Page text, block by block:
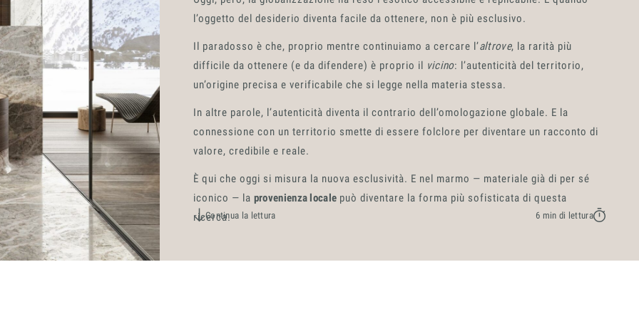
l’oggetto del desiderio diventa facile da ottenere, non è più esclusivo.
Il paradosso è che, proprio mentre continuiamo a cercare l’altrove, la rarità più
difficile da ottenere (e da difendere) è proprio il vicino: l’autenticità del territorio,
un’origine precisa e verificabile che si legge nella materia stessa.
In altre parole, l’autenticità diventa il contrario dell’omologazione globale. E la
connessione con un territorio smette di essere folclore per diventare un racconto di
valore, credibile e reale.
È qui che oggi si misura la nuova esclusività. E nel marmo — materiale già di per sé
iconico — la provenienza locale può diventare la forma più sofisticata di questa
ricerca.
Continua la lettura 6 min di lettura